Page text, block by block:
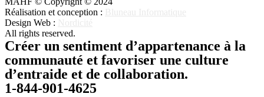
Réalisation et conception :
Design Web :
All rights reserved.
Créer un sentiment d’appartenance à la
communauté et favoriser une culture
d’entraide et de collaboration.
1-844-901-4625